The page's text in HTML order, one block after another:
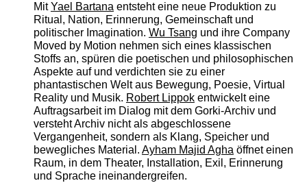
MitYael Bartanaentsteht eine neue Produktion zu
Ritual, Nation, Erinnerung, Gemeinschaft und
politischer Imagination. Wu Tsang und ihre Company
Moved by Motion nehmen sich eines klassischen
Stoffs an, spüren die poetischen und philosophischen
Aspekte auf und verdichten sie zu einer
phantastischen Welt aus Bewegung, Poesie, Virtual
Reality und Musik. Robert Lippokentwickelt eine
Auftragsarbeit im Dialog mit dem Gorki-Archiv und
versteht Archiv nicht als abgeschlossene
Vergangenheit, sondern als Klang, Speicher und
bewegliches Material. Ayham Majid Aghaöffnet einen
Raum, in dem Theater, Installation, Exil, Erinnerung
und Sprache ineinandergreifen.